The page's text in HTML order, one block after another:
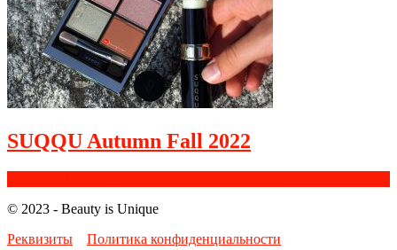
SUQQU Autumn Fall 2022
© 2023 - Beauty is Unique
Реквизиты
Политика конфиденциальности